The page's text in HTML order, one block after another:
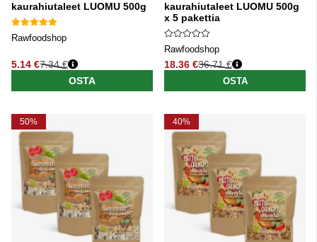
kaurahiutaleet LUOMU 500g
Rawfoodshop
5.14 €
Normaali hinta
7.34 €
OSTA
kaurahiutaleet LUOMU 500g
x 5 pakettia
Rawfoodshop
18.36 €
Normaali hinta
36.71 €
OSTA
50% 40%